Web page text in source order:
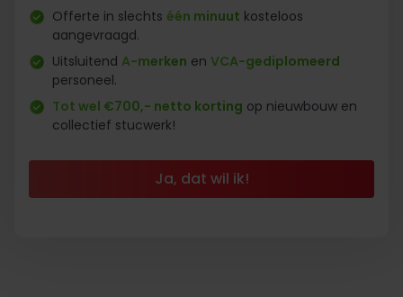
Offerte in slechts één minuut kosteloos
aangevraagd.
Uitsluitend A-merken en VCA-gediplomeerd
personeel.
Tot wel €700,- netto korting op nieuwbouw en
collectief stucwerk!
Ja, dat wil ik!